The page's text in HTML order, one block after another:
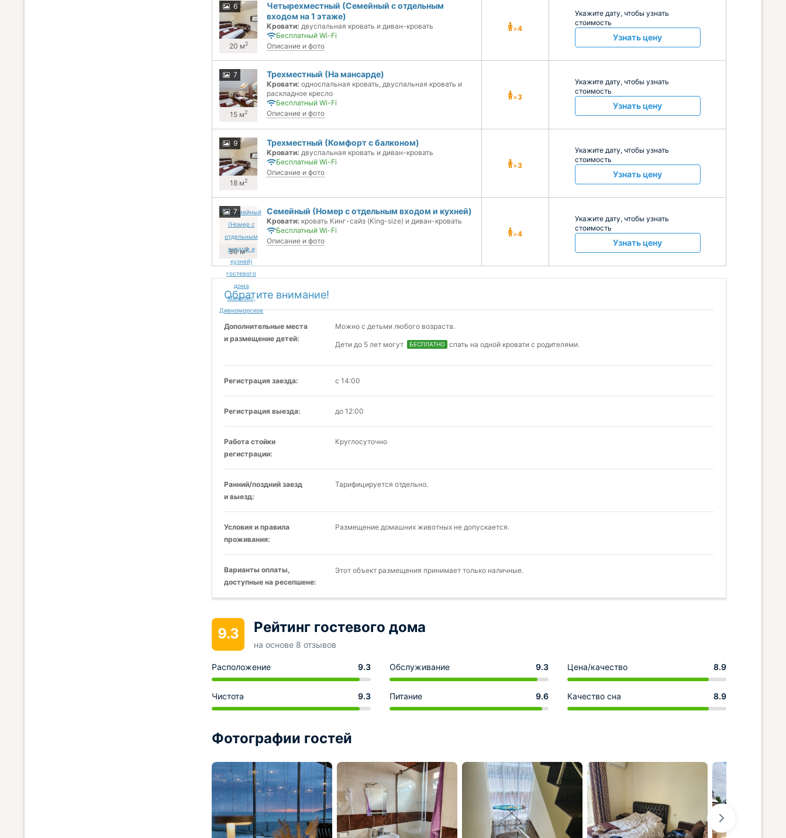
6
20 м2
Четырехместный (Семейный с отдельным
входом на 1 этаже)
Кровати: двуспальная кровать и диван-кровать
Бесплатный Wi-Fi
Описание и фото
×4
Укажите дату, чтобы узнать
стоимость
Узнать цену
7
15 м2
Трехместный (На мансарде)
Кровати: односпальная кровать, двуспальная кровать и
раскладное кресло
Бесплатный Wi-Fi
Описание и фото
×3
Укажите дату, чтобы узнать
стоимость
Узнать цену
9
18 м2
Трехместный (Комфорт с балконом)
Кровати: двуспальная кровать и диван-кровать
Бесплатный Wi-Fi
Описание и фото
×3
Укажите дату, чтобы узнать
стоимость
Узнать цену
7
30 м2
Семейный (Номер с отдельным входом и кухней)
Кровати: кровать Кинг-сайз (King-size) и диван-кровать
Бесплатный Wi-Fi
Описание и фото
×4
Укажите дату, чтобы узнать
стоимость
Узнать цену
Обратите внимание!
Дополнительные места
и размещение детей:
Можно с детьми любого возраста.
Дети до 5 лет могут БЕСПЛАТНО спать на одной кровати с родителями.
Регистрация заезда: с 14:00
Регистрация выезда: до 12:00
Работа стойки
регистрации:
Круглосуточно
Ранний/поздний заезд
и выезд:
Тарифицируется отдельно.
Условия и правила
проживания:
Размещение домашних животных не допускается.
Варианты оплаты,
доступные на ресепшене:
Этот объект размещения принимает только наличные.
9.3 Рейтинг гостевого дома
на основе 8 отзывов
Расположение 9.3 Обслуживание 9.3 Цена/качество 8.9
Чистота 9.3 Питание 9.6 Качество сна 8.9
Фотографии гостей